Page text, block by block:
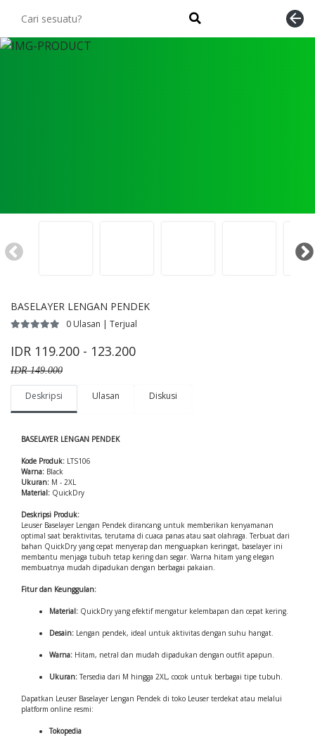
arrow_back
BASELAYER LENGAN PENDEK
0 Ulasan | Terjual
IDR 119.200 - 123.200
IDR 149.000
Deskripsi Ulasan Diskusi
BASELAYER LENGAN PENDEK
Kode Produk: LTS106
Warna: Black
Ukuran: M - 2XL
Material: QuickDry
Deskripsi Produk:
Leuser Baselayer Lengan Pendek dirancang untuk memberikan kenyamanan
optimal saat beraktivitas, terutama di cuaca panas atau saat olahraga. Terbuat dari
bahan QuickDry yang cepat menyerap dan menguapkan keringat, baselayer ini
membantu menjaga tubuh tetap kering dan segar. Warna hitam yang elegan
membuatnya mudah dipadukan dengan berbagai pakaian.
Fitur dan Keunggulan:
Material: QuickDry yang efektif mengatur kelembapan dan cepat kering.
Desain: Lengan pendek, ideal untuk aktivitas dengan suhu hangat.
Warna: Hitam, netral dan mudah dipadukan dengan outfit apapun.
Ukuran:Tersedia dari M hingga 2XL, cocok untuk berbagai tipe tubuh.
Dapatkan Leuser Baselayer Lengan Pendek di toko Leuser terdekat atau melalui
platform online resmi:
Tokopedia